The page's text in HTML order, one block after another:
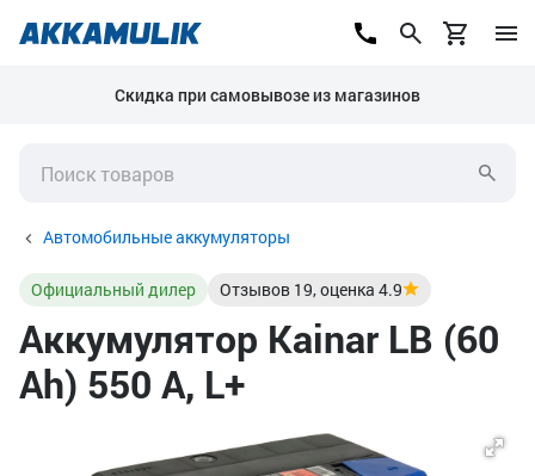
Скидка при самовывозе из магазинов
Автомобильные аккумуляторы
Официальный дилер Отзывов 19, оценка 4.9
Аккумулятор Kainar LB (60
Ah) 550 А, L+